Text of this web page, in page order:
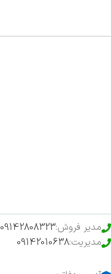
مدیر فروش:09142808323
مدیریت:09142010638